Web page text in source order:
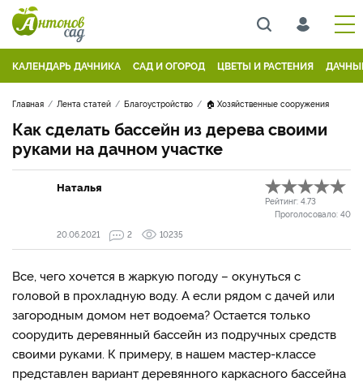
КАЛЕНДАРЬ ДАЧНИКА САД И ОГОРОД ЦВЕТЫ И РАСТЕНИЯ
Главная Лента статей Благоустройство 🏠 Хозяйственные сооружения
Как сделать бассейн из дерева своими
руками на дачном участке
Наталья
Рейтинг: 4.73
Проголосовало: 40
20.06.2021
2 10235
Все, чего хочется в жаркую погоду – окунуться с
головой в прохладную воду. А если рядом с дачей или
загородным домом нет водоема? Остается только
соорудить деревянный бассейн из подручных средств
своими руками. К примеру, в нашем мастер-классе
представлен вариант деревянного каркасного бассейна